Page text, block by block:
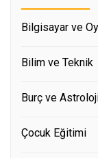
Bilgisayar ve
Bilim ve Teknik
Burç ve
Çocuk Eğitimi